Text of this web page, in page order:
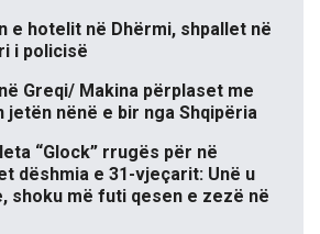
e hotelit në Dhërmi, shpallet në
i policisë
Greqi/ Makina përplaset me
jetën nënë e bir nga Shqipëria
“Glock” rrugës për në
dëshmia e 31-vjeçarit: Unë u
shoku më futi qesen e zezë në